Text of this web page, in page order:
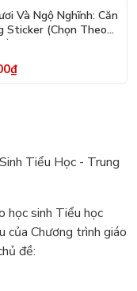
Và Ngộ Nghĩnh: Căn
Sticker (Chọn Theo
- Hơn 250 Sticker
Tiểu Học - Trung
học sinh Tiểu học
của Chương trình giáo
đề: